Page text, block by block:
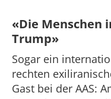
«Die Menschen
Trump»
Sogar ein
rechten
Gast bei der AAS: